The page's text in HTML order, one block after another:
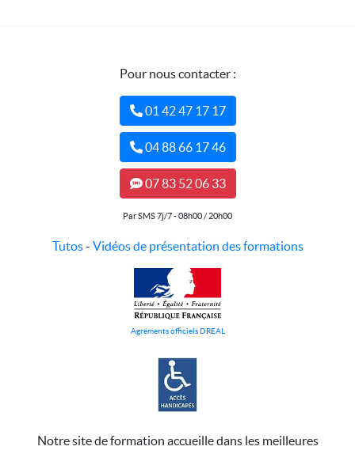
Pour nous contacter :
01 42 47 17 17
04 88 66 17 46
07 83 52 06 33
Par SMS 7j/7 - 08h00 / 20h00
Tutos- Vidéos de présentation des formations
Agréments officiels DREAL
Notre site de formation accueille dans les meilleures